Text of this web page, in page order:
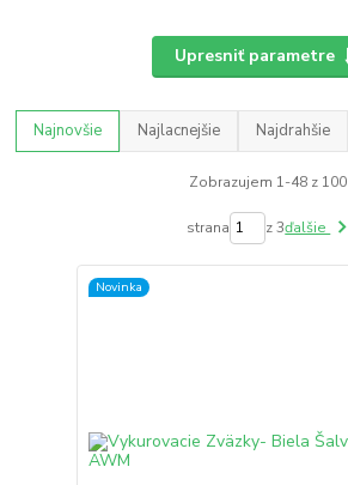
Upresniť parametre
Najnovšie Najlacnejšie Najdrahšie
Zobrazujem 1-48 z 100
strana z 3ďalšie
Novinka